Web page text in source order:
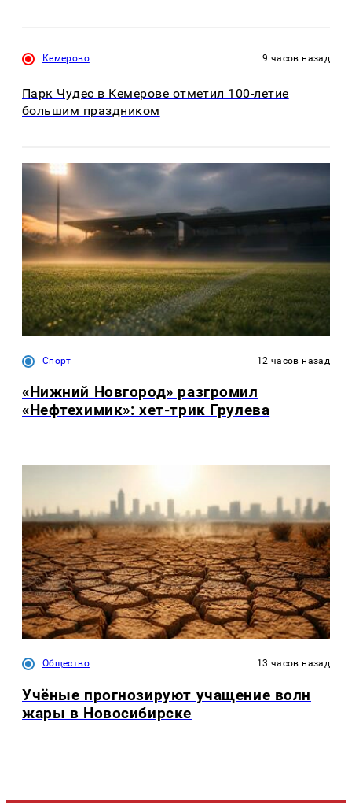
Кемерово 9 часов назад
Парк Чудес в Кемерове отметил 100-летие
большим праздником
Спорт 12 часов назад
«Нижний Новгород» разгромил
«Нефтехимик»: хет-трик Грулева
Общество 13 часов назад
Учёные прогнозируют учащение волн
жары в Новосибирске